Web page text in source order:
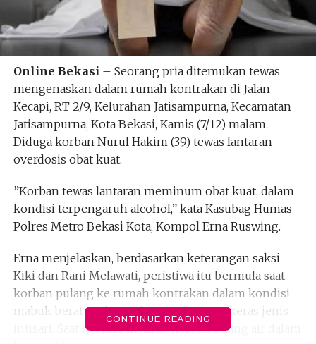
Online Bekasi – Seorang pria ditemukan tewas
mengenaskan dalam rumah kontrakan di Jalan
Kecapi, RT 2/9, Kelurahan Jatisampurna, Kecamatan
Jatisampurna, Kota Bekasi, Kamis (7/12) malam.
Diduga korban Nurul Hakim (39) tewas lantaran
overdosis obat kuat.
”Korban tewas lantaran meminum obat kuat, dalam
kondisi terpengaruh alcohol,” kata Kasubag Humas
Polres Metro Bekasi Kota, Kompol Erna Ruswing.
Erna menjelaskan, berdasarkan keterangan saksi
Kiki dan Rani Melawati, peristiwa itu bermula saat
korban pulang ke rumah kontrakan dalam kondisi
mabuk berat usai meminum minuman keras jenis
intisari. Saat itu, Kiki melihat korban buang air dalam
CONTINUE READING